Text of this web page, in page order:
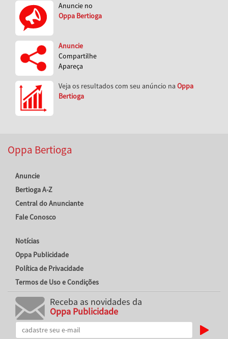
Anuncie no
Oppa Bertioga
Anuncie
Compartilhe
Apareça
Veja os resultados com seu anúncio na Oppa
Bertioga
Oppa Bertioga
Anuncie
Bertioga A-Z
Central do Anunciante
Fale Conosco
Notícias
Oppa Publicidade
Política de Privacidade
Termos de Uso e Condições
Receba as novidades da
Oppa Publicidade